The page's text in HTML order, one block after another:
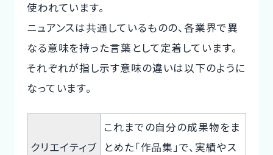
使われています。
ニュアンスは共通しているものの、各業界で異
なる意味を持った言葉として定着しています。
それぞれが指し示す意味の違いは以下のように
なっています。
クリエイティブ
これまでの自分の成果物をま
とめた「作品集」で、実績やス